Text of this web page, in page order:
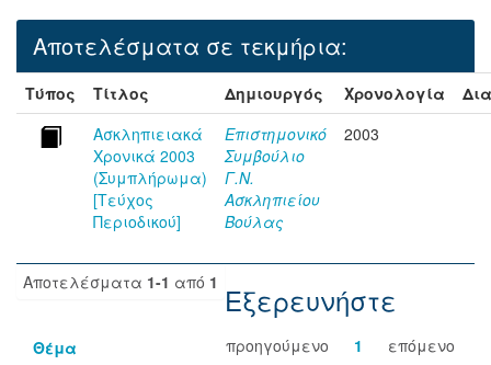
Αποτελέσματα σε τεκμήρια:
Τύπος Τίτλος Δημιουργός Χρονολογία
Ασκληπιειακά
Χρονικά 2003
(Συμπλήρωμα)
[Τεύχος
Περιοδικού]
Επιστημονικό
Συμβούλιο
Γ.Ν.
Ασκληπιείου
Βούλας
2003
Αποτελέσματα 1-1 από 1
προηγούμενο 1 επόμενο
Εξερευνήστε
Θέμα